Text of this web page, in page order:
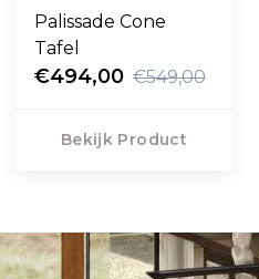
Palissade Cone
Tafel
€494,00 €549,00
Bekijk Product